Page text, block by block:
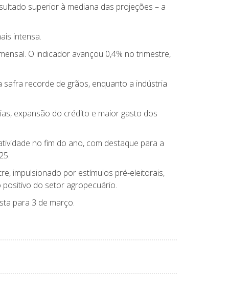
superior à mediana das projeções – a
intensa.
O indicador avançou 0,4% no trimestre,
recorde de grãos, enquanto a indústria
expansão do crédito e maior gasto dos
no fim do ano, com destaque para a
impulsionado por estímulos pré-eleitorais,
do setor agropecuário.
para 3 de março.